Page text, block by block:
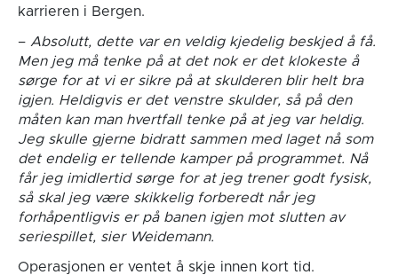
karrieren i Bergen.
–Absolutt, dette var en veldig kjedelig beskjed å få.
Men jeg må tenke på at det nok er det klokeste å
sørge for at vi er sikre på at skulderen blir helt bra
igjen. Heldigvis er det venstre skulder, så på den
måten kan man hvertfall tenke på at jeg var heldig.
Jeg skulle gjerne bidratt sammen med laget nå som
det endelig er tellende kamper på programmet. Nå
får jeg imidlertid sørge for at jeg trener godt fysisk,
så skal jeg være skikkelig forberedt når jeg
forhåpentligvis er på banen igjen mot slutten av
seriespillet, sier Weidemann.
Operasjonen er ventet å skje innen kort tid.